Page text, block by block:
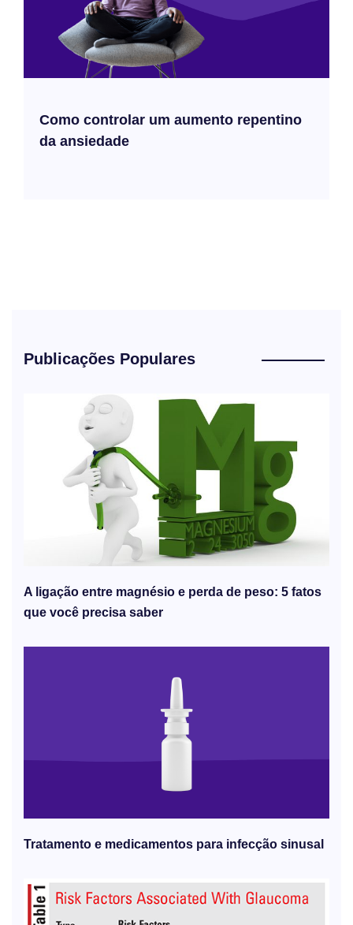
Como controlar um aumento repentino
da ansiedade
Publicações Populares
A ligação entre magnésio e perda de peso: 5 fatos
que você precisa saber
Tratamento e medicamentos para infecção sinusal